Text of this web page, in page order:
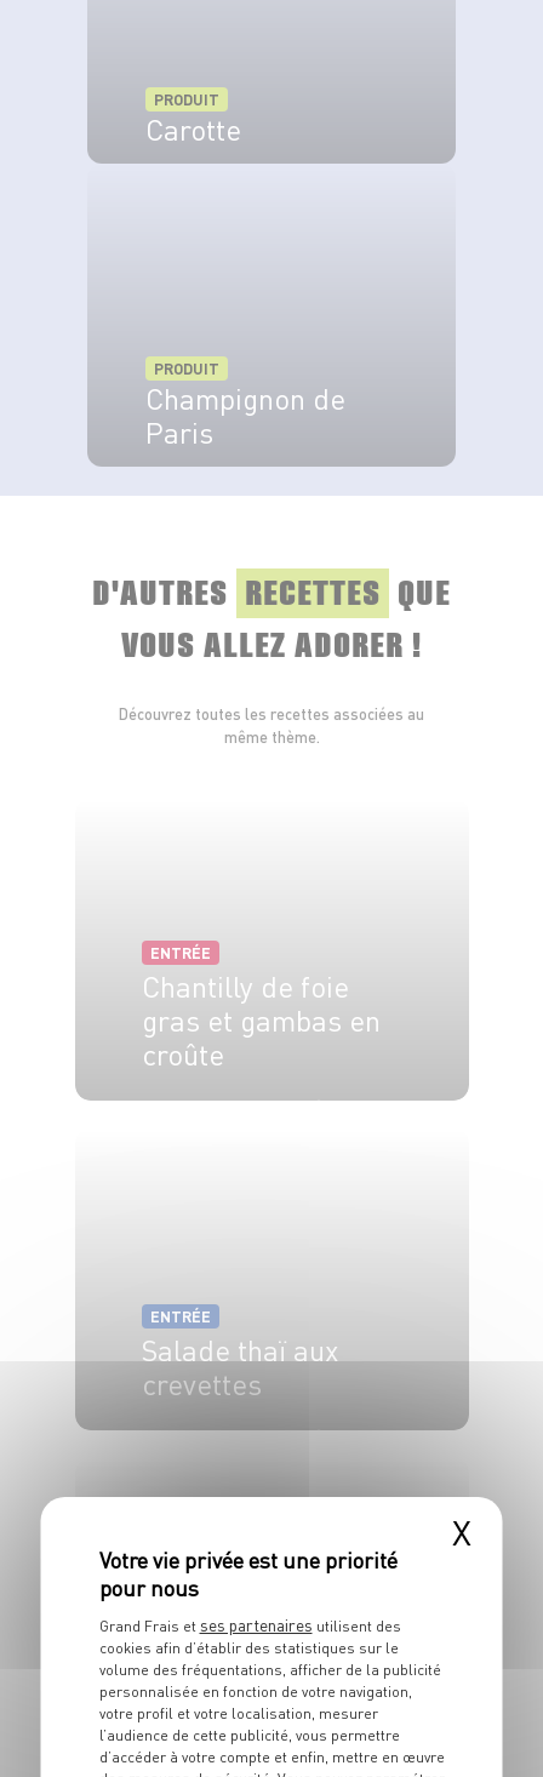
PRODUIT
Carotte
PRODUIT
Champignon de
Paris
D'AUTRES RECETTES QUE
VOUS ALLEZ ADORER !
Découvrez toutes les recettes associées au
même thème.
ENTRÉE
Chantilly de foie
gras et gambas en
croûte
ENTRÉE
Salade thaï aux
crevettes
Rillettes de
sardines à
l’estragon
4 pers. 15 min 10 min
X
Grand Frais et ses partenaires utilisent des
cookies afin d’établir des statistiques sur le
volume des fréquentations, afficher de la publicité
personnalisée en fonction de votre navigation,
votre profil et votre localisation, mesurer
l’audience de cette publicité, vous permettre
d’accéder à votre compte et enfin, mettre en œuvre